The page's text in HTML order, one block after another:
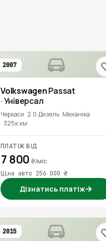
2007
VolkswagenPassat
· Універсал
Черкаси 2.0 Дизель Механіка
325к км
ПЛАТІЖ ВІД
7 800₴/міс
Ціна авто 256 000 ₴
Дізнатись платіж→
2015